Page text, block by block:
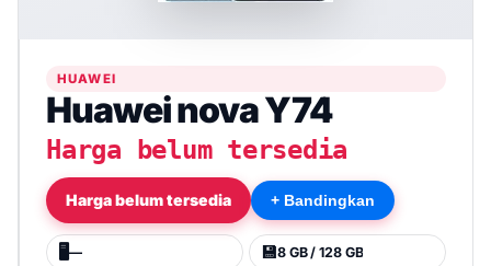
HUAWEI
Huawei nova Y74
Harga belum tersedia
Harga belum tersedia + Bandingkan
🖥️ — 💾8 GB / 128 GB